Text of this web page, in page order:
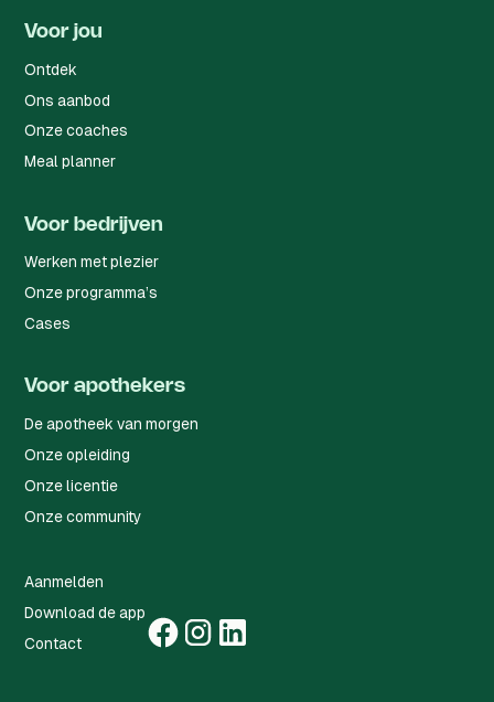
Voor jou
Ontdek
Ons aanbod
Onze coaches
Meal planner
Voor bedrijven
Werken met plezier
Onze programma’s
Cases
Voor apothekers
De apotheek van morgen
Onze opleiding
Onze licentie
Onze community
Aanmelden
Download de app
Contact